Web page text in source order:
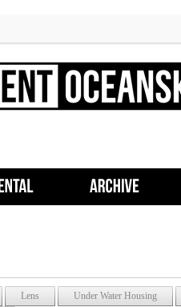
Lens Under Water Housing